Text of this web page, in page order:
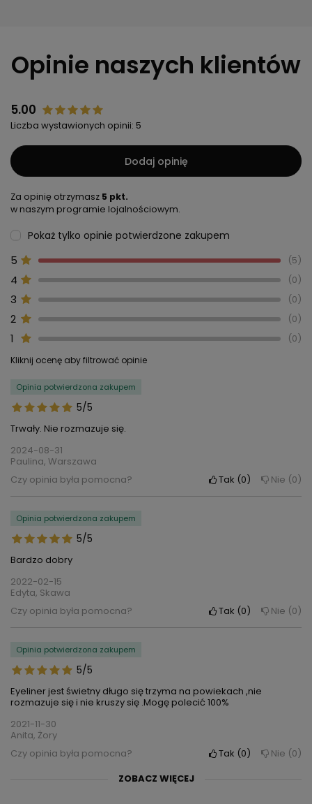
Opinie naszych klientów
5.00
Liczba wystawionych opinii: 5
Dodaj opinię
Za opinię otrzymasz 5 pkt.
w naszym programie lojalnościowym.
Pokaż tylko opinie potwierdzone zakupem
5 5
4 0
3 0
2 0
1 0
Kliknij ocenę aby filtrować opinie
5/5
Opinia potwierdzona zakupem
Trwały. Nie rozmazuje się.
2024-08-31
Paulina, Warszawa
Czy opinia była pomocna?
Tak 0 Nie 0
5/5
Opinia potwierdzona zakupem
Bardzo dobry
2022-02-15
Edyta, Skawa
Czy opinia była pomocna?
Tak 0 Nie 0
5/5
Opinia potwierdzona zakupem
Eyeliner jest świetny długo się trzyma na powiekach ,nie
rozmazuje się i nie kruszy się .Mogę polecić 100%
2021-11-30
Anita, Żory
Czy opinia była pomocna?
Tak 0 Nie 0
Opinia potwierdzona zakupem
Opinia potwierdzona zakupemZOBACZ WIĘCEJ